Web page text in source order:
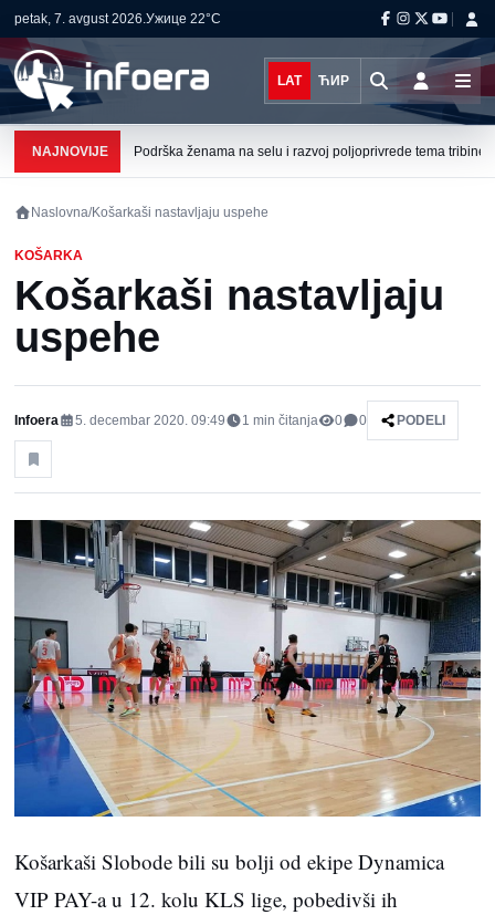
petak, 7. avgust 2026.Ужице 22°C
LAT ЋИР
NAJNOVIJE Podrška ženama na selu i razvoj poljoprivrede tema tribine
Naslovna/Košarkaši nastavljaju uspehe
KOŠARKA
Košarkaši nastavljaju
uspehe
Infoera 5. decembar 2020. 09:49 1 min čitanja 0 0 PODELI
Košarkaši Slobode bili su bolji od ekipe Dynamica
VIP PAY-a u 12. kolu KLS lige, pobedivši ih